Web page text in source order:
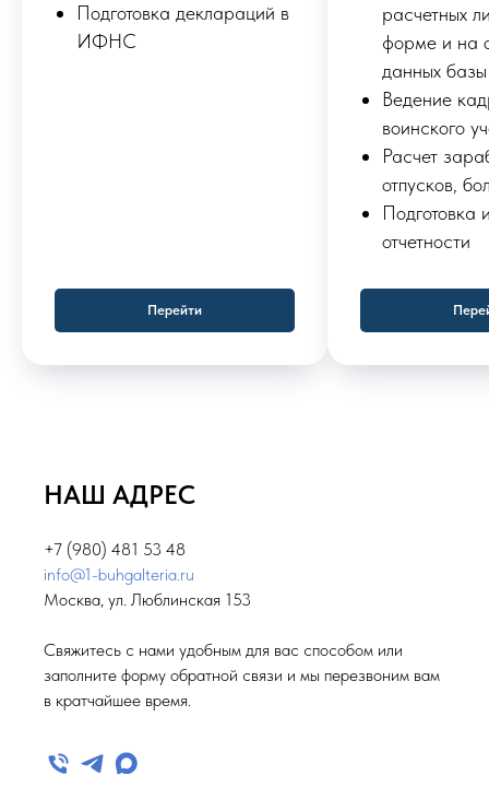
Подготовка деклараций в
ИФНС
Перейти
расчетных
форме и на
данных
Ведение
воинского
Расчет
отпусков,
Подготовка
отчетности
НАШ АДРЕС
+7 (980) 481 53 48
info@1-buhgalteria.ru
Москва, ул. Люблинская 153
Свяжитесь с нами удобным для вас способом или
заполните форму обратной связи и мы перезвоним вам
в кратчайшее время.